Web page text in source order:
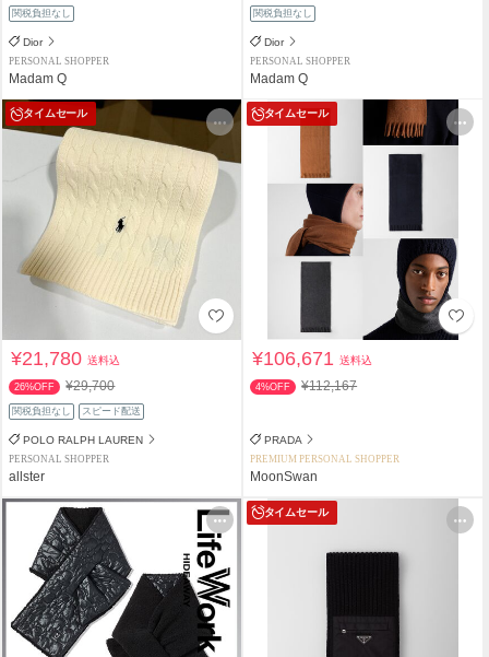
関税負担なし
Dior
PERSONAL SHOPPER
Madam Q
関税負担なし
Dior
PERSONAL SHOPPER
Madam Q
タイムセール
¥21,780送料込
26%OFF ¥29,700
関税負担なし スピード配送
POLO RALPH LAUREN
PERSONAL SHOPPER
allster
タイムセール
¥106,671送料込
4%OFF ¥112,167
PRADA
PREMIUM PERSONAL SHOPPER
MoonSwan
タイムセール